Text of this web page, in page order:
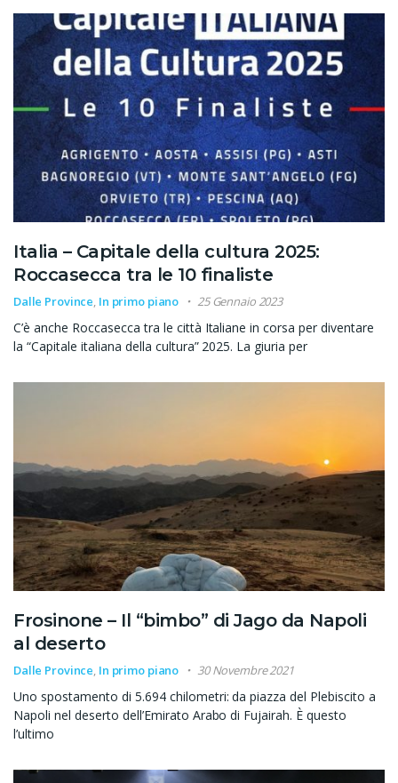
Italia – Capitale della cultura 2025:
Roccasecca tra le 10 finaliste
Dalle Province, In primo piano 25 Gennaio 2023
C’è anche Roccasecca tra le città Italiane in corsa per diventare
la “Capitale italiana della cultura” 2025. La giuria per
Frosinone – Il “bimbo” di Jago da Napoli
al deserto
Dalle Province, In primo piano 30 Novembre 2021
Uno spostamento di 5.694 chilometri: da piazza del Plebiscito a
Napoli nel deserto dell’Emirato Arabo di Fujairah. È questo
l’ultimo